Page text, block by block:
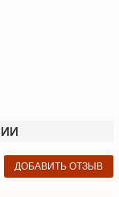
ДОБАВИТЬ ОТЗЫВ